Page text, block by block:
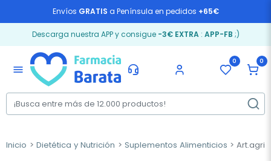
Envíos GRATIS a Península en pedidos +65€
Descarga nuestra APP y consigue -3€ EXTRA: APP-FB ;)
menu
0 0
Inicio Dietética y Nutrición Suplementos Alimenticios Art.agri